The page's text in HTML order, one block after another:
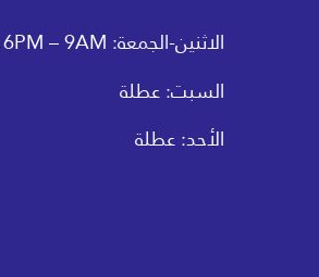
الاثنين-الجمعة: 6PM – 9AM
السبت: عطلة
الأحد: عطلة